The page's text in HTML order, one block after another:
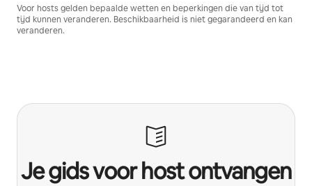
Voor hosts gelden bepaalde wetten en beperkingen die van tijd tot
tijd kunnen veranderen. Beschikbaarheid is niet gegarandeerd en kan
veranderen.
Je gids voor host ontvangen